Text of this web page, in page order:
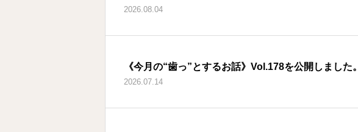
2026.08.04
《今月の“歯っ”とするお話》Vol.178を公開しました。
2026.07.14